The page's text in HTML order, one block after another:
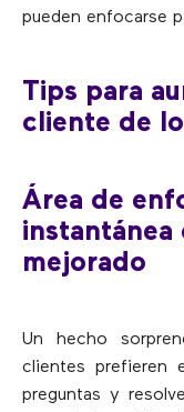
pueden enfocarse
Tips para
cliente de
Área de
instantánea
mejorado
Un hecho
clientes prefieren
preguntas y